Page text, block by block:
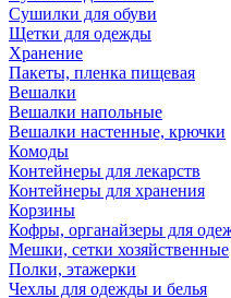
Сушилки для обуви
Щетки для одежды
Хранение
Пакеты, пленка пищевая
Вешалки
Вешалки напольные
Вешалки настенные, крючки
Комоды
Контейнеры для лекарств
Контейнеры для хранения
Корзины
Кофры, органайзеры для
Мешки, сетки хозяйственные
Полки, этажерки
Чехлы для одежды и белья